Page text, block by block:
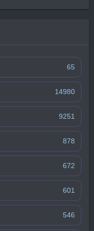
65
14980
9251
878
672
601
546